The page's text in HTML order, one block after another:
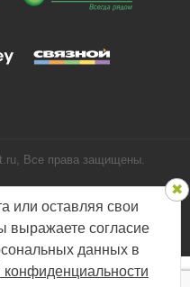
Все права защищены.
или оставляя свои
выражаете согласие
данных в
конфиденциальности